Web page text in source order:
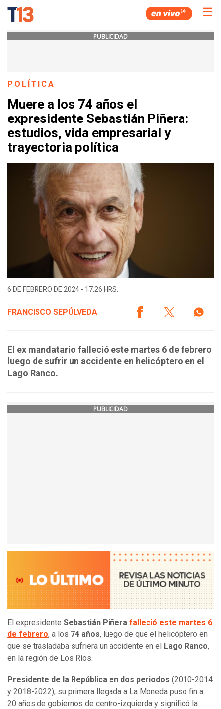
☰
PUBLICIDAD
POLÍTICA
Muere a los 74 años el
expresidente Sebastián Piñera:
estudios, vida empresarial y
trayectoria política
6 DE FEBRERO DE 2024 - 17:26 HRS.
FRANCISCO SEPÚLVEDA
El ex mandatario falleció este martes 6 de febrero
luego de sufrir un accidente en helicóptero en el
Lago Ranco.
PUBLICIDAD
El expresidente Sebastián Piñera falleció este martes 6
de febrero, a los 74 años, luego de que el helicóptero en
que se trasladaba sufriera un accidente en el
Lago Ranco,
en la región de Los Ríos.
Presidente de la República en dos periodos (2010-2014
y 2018-2022), su primera llegada a La Moneda puso fin a
20 años de gobiernos de centro-izquierda y significó la